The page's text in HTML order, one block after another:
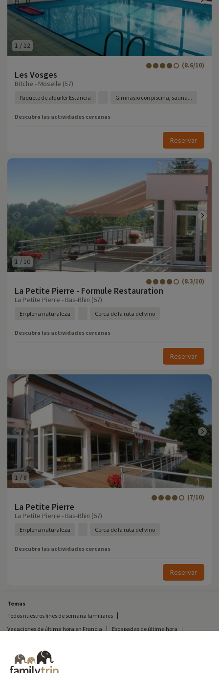
1 / 12
Les Vosges
(8.6/10)
Bitche - Moselle (57)
Paquete de alquiler Estancia Gimnasio con piscina, sauna...
Descubra las actividades cercanas
Reservar
1 / 10
La Petite Pierre - Formule Restauration
(8.3/10)
La Petite Pierre - Bas-Rhin (67)
En plena naturaleza Cerca de la ruta del vino
Descubra las actividades cercanas
Reservar
1 / 8
La Petite Pierre
(7/10)
La Petite Pierre - Bas-Rhin (67)
En plena naturaleza Cerca de la ruta del vino
Descubra las actividades cercanas
Reservar
Temas
Todos nuestros fines de semana familiares
Vacaciones de última hora en Francia
Escapadas de última hora
Vacaciones en camping en Francia
Destinos